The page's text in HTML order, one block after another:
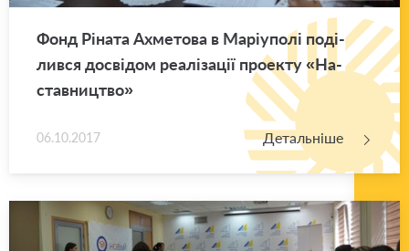
Фонд Рі­на­та Ахме­то­ва в Ма­рі­у­по­лі по­ді­
лив­ся до­сві­дом ре­а­лі­за­ції про­е­кту «На­
став­ни­цтво»
06.10.2017 Детальніше